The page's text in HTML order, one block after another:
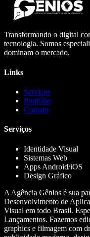
Transformando o digital
tecnologia. Somos
dominam o mercado.
Links
Serviços
Portfólio
Contato
Serviços
Identidade Visual
Sistemas Web
Apps Android/iOS
Design Gráfico
A Agência Gênios é sua
Desenvolvimento de
Visual em todo Brasil.
Lançamentos. Fazemos
graphics e filmagem com